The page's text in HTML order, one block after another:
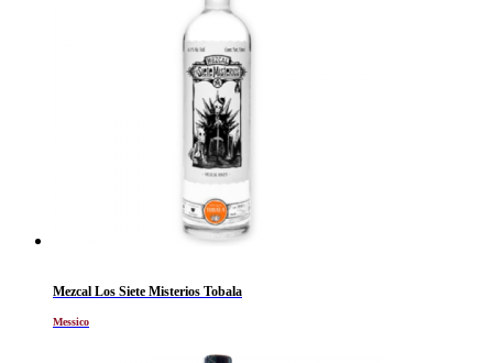
Mezcal Los Siete Misterios Tobala
Messico